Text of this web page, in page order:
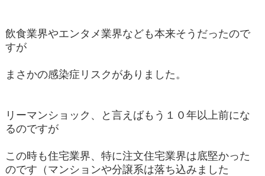
飲食業界やエンタメ業界なども本来そうだったので
すが
まさかの感染症リスクがありました。
リーマンショック、と言えばもう１０年以上前にな
るのですが
この時も住宅業界、特に注文住宅業界は底堅かった
のです（マンションや分譲系は落ち込みました